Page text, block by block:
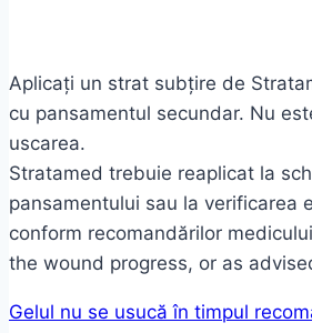
Aplicați un strat subțire de
cu pansamentul secundar. Nu
uscarea.
Stratamed trebuie reaplicat la
pansamentului sau la verificarea
conform recomandărilor
the wound progress, or as
Gelul nu se usucă în timpul